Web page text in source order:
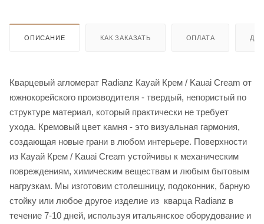
ОПИСАНИЕ КАК ЗАКАЗАТЬ ОПЛАТА
Кварцевый агломерат Radianz Кауай Крем / Kauai Cream от
южнокорейского производителя - твердый, непористый по
структуре материал, который практически не требует
ухода. Кремовый цвет камня - это визуальная гармония,
создающая новые грани в любом интерьере. Поверхности
из Кауай Крем / Kauai Cream устойчивы к механическим
повреждениям, химическим веществам и любым бытовым
нагрузкам. Мы изготовим столешницу, подоконник, барную
стойку или любое другое изделие из кварца Radianz в
течение 7-10 дней, используя итальянское оборудование и